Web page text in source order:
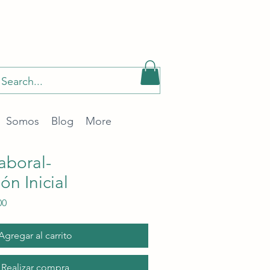
Somos Blog More
Inicial
Precio
oferta
al carrito
Realizar compra